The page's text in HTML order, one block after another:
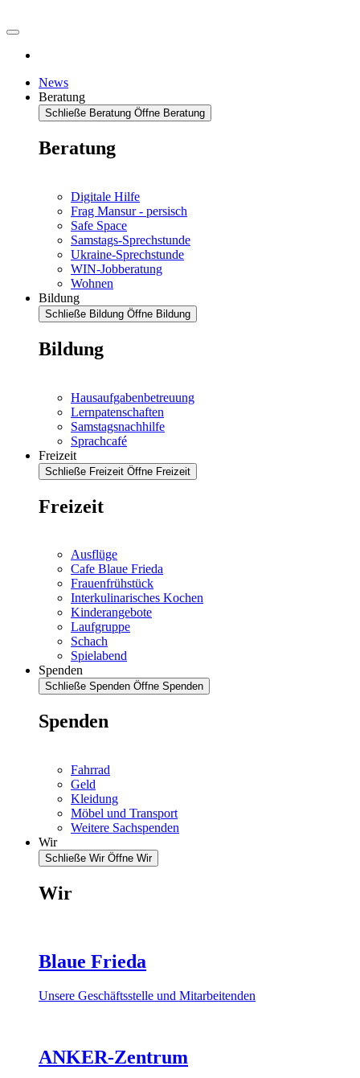
News
Beratung
Schließe Beratung Öffne Beratung
Beratung
Digitale Hilfe
Frag Mansur - persisch
Safe Space
Samstags-Sprechstunde
Ukraine-Sprechstunde
WIN-Jobberatung
Wohnen
Bildung
Schließe Bildung Öffne Bildung
Bildung
Hausaufgabenbetreuung
Lernpatenschaften
Samstagsnachhilfe
Sprachcafé
Freizeit
Schließe Freizeit Öffne Freizeit
Freizeit
Ausflüge
Cafe Blaue Frieda
Frauenfrühstück
Interkulinarisches Kochen
Kinderangebote
Laufgruppe
Schach
Spielabend
Spenden
Schließe Spenden Öffne Spenden
Spenden
Fahrrad
Geld
Kleidung
Möbel und Transport
Weitere Sachspenden
Wir
Schließe Wir Öffne Wir
Wir
Blaue Frieda
Unsere Geschäftsstelle und Mitarbeitenden
ANKER-Zentrum